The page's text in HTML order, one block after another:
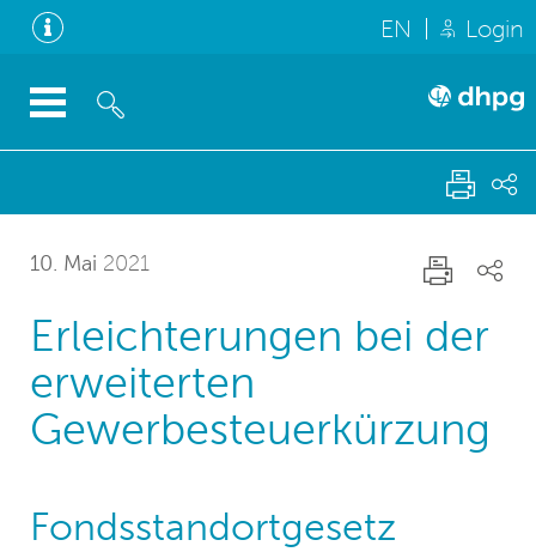
EN Login
10. Mai 2021
Erleichterungen bei der
erweiterten
Gewerbesteuerkürzung
Fondsstandortgesetz